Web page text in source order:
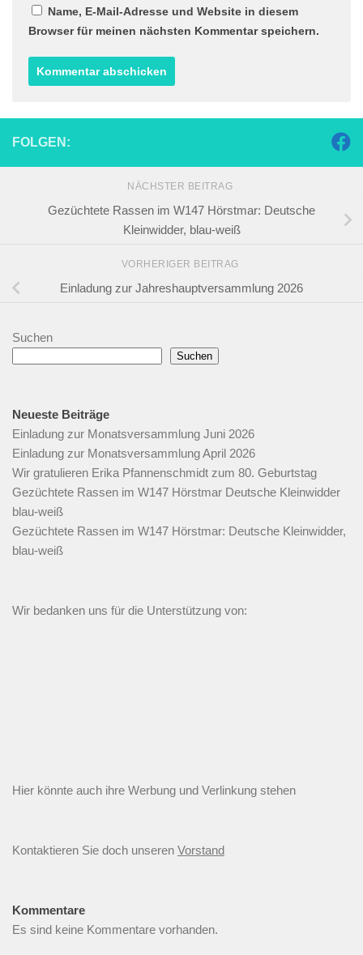
Name, E-Mail-Adresse und Website in diesem
Browser für meinen nächsten Kommentar speichern.
FOLGEN:
NÄCHSTER BEITRAG
Gezüchtete Rassen im W147 Hörstmar: Deutsche
Kleinwidder, blau-weiß
VORHERIGER BEITRAG
Einladung zur Jahreshauptversammlung 2026
Suchen
Suchen
Neueste Beiträge
Einladung zur Monatsversammlung Juni 2026
Einladung zur Monatsversammlung April 2026
Wir gratulieren Erika Pfannenschmidt zum 80. Geburtstag
Gezüchtete Rassen im W147 Hörstmar Deutsche Kleinwidder
blau-weiß
Gezüchtete Rassen im W147 Hörstmar: Deutsche Kleinwidder,
blau-weiß
Wir bedanken uns für die Unterstützung von:
Hier könnte auch ihre Werbung und Verlinkung stehen
Kontaktieren Sie doch unseren Vorstand
Kommentare
Es sind keine Kommentare vorhanden.